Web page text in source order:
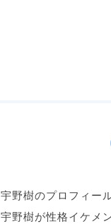
宇野樹のプロフィー
宇野樹が性格イケメ